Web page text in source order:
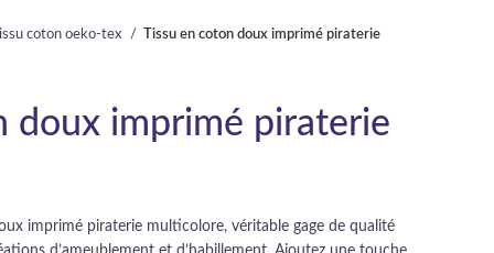
coton oeko-tex Tissu en coton doux imprimé piraterie
doux imprimé piraterie
imprimé piraterie multicolore, véritable gage de qualité